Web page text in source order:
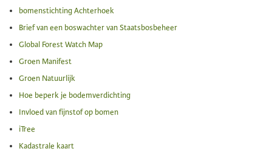
bomenstichting Achterhoek
Brief van een boswachter van Staatsbosbeheer
Global Forest Watch Map
Groen Manifest
Groen Natuurlijk
Hoe beperk je bodemverdichting
Invloed van fijnstof op bomen
iTree
Kadastrale kaart